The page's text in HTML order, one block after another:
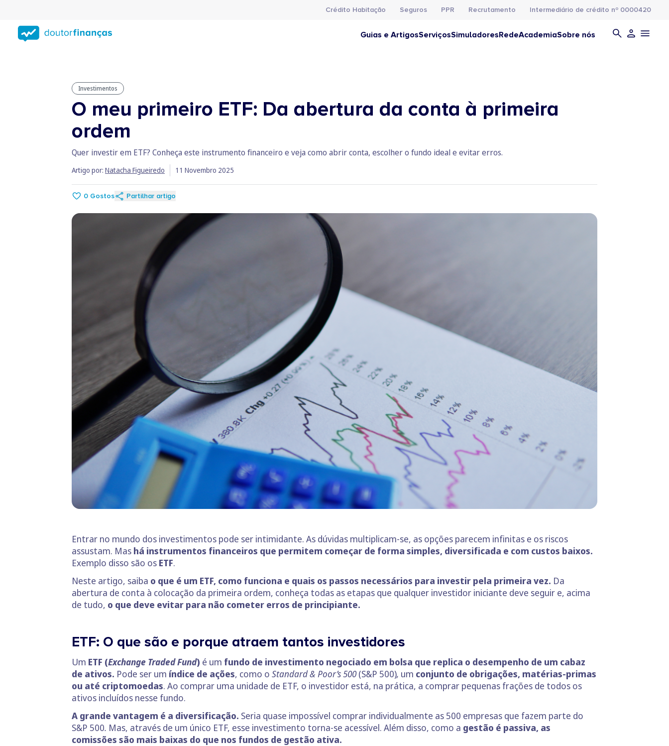
conteúdo
principal
Crédito Habitação Seguros PPR Recrutamento Intermediário de crédito nº 0000420
Guias e ArtigosServiçosSimuladoresRedeAcademiaSobre nós
Investimentos
O meu primeiro ETF: Da abertura da conta à primeira
ordem
Quer investir em ETF? Conheça este instrumento financeiro e veja como abrir conta, escolher o fundo ideal e evitar erros.
Artigo por: Natacha Figueiredo 11 Novembro 2025
0 Gostos Partilhar artigo
Entrar no mundo dos investimentos pode ser intimidante. As dúvidas multiplicam-se, as opções parecem infinitas e os riscos
assustam. Mas há instrumentos financeiros que permitem começar de forma simples, diversificada e com custos baixos.
Exemplo disso são os ETF.
Neste artigo, saiba o que é um ETF, como funciona e quais os passos necessários para investir pela primeira vez. Da
abertura de conta à colocação da primeira ordem, conheça todas as etapas que qualquer investidor iniciante deve seguir e, acima
de tudo, o que deve evitar para não cometer erros de principiante.
ETF: O que são e porque atraem tantos investidores
Um ETF (Exchange Traded Fund) é um fundo de investimento negociado em bolsa que replica o desempenho de um cabaz
de ativos. Pode ser um índice de ações, como o Standard & Poor’s 500(S&P 500), um conjunto de obrigações, matérias-primas
ou até criptomoedas. Ao comprar uma unidade de ETF, o investidor está, na prática, a comprar pequenas frações de todos os
ativos incluídos nesse fundo.
A grande vantagem é a diversificação. Seria quase impossível comprar individualmente as 500 empresas que fazem parte do
S&P 500. Mas, através de um único ETF, esse investimento torna-se acessível. Além disso, como a gestão é passiva, as
comissões são mais baixas do que nos fundos de gestão ativa.